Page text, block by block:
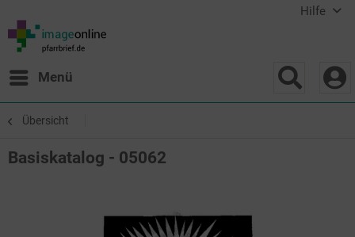
Hilfe
Menü
Übersicht
Basiskatalog - 05062